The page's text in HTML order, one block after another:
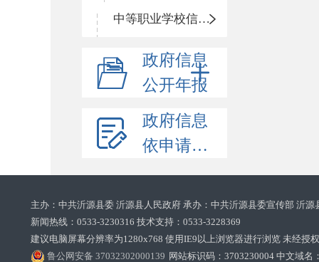
中等职业学校信息公开
政府信息
公开年报
政府信息
依申请公开
主办：中共沂源县委 沂源县人民政府 承办：中共沂源县委宣传部 沂
新闻热线：0533-3230316 技术支持：0533-3228369‌‌
建议电脑屏幕分辨率为1280x768 使用IE9以上浏览器进行浏览 未经授
鲁公网安备 37032302000139 网站标识码：3703230004 中文域名